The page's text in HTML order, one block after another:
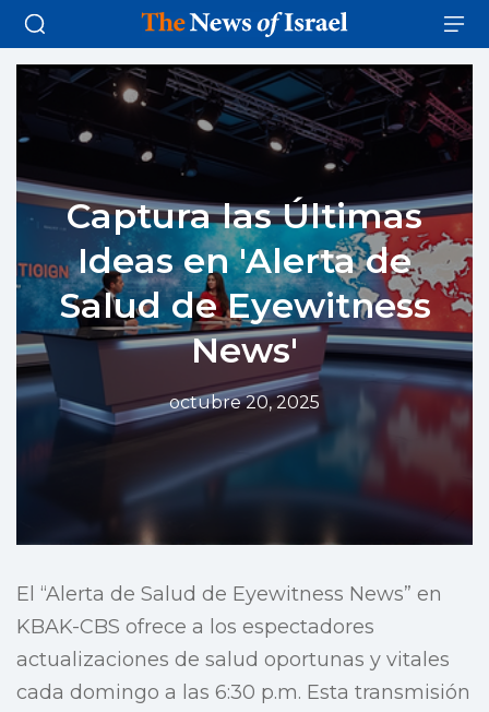
Captura las Últimas
Ideas en 'Alerta de
Salud de Eyewitness
News'
octubre 20, 2025
El “Alerta de Salud de Eyewitness News” en
KBAK-CBS ofrece a los espectadores
actualizaciones de salud oportunas y vitales
cada domingo a las 6:30 p.m. Esta transmisión